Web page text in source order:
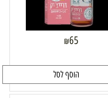
₪65
הוסף לסל